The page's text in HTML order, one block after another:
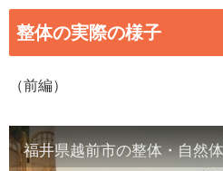
整体の実際の様子
（前編）